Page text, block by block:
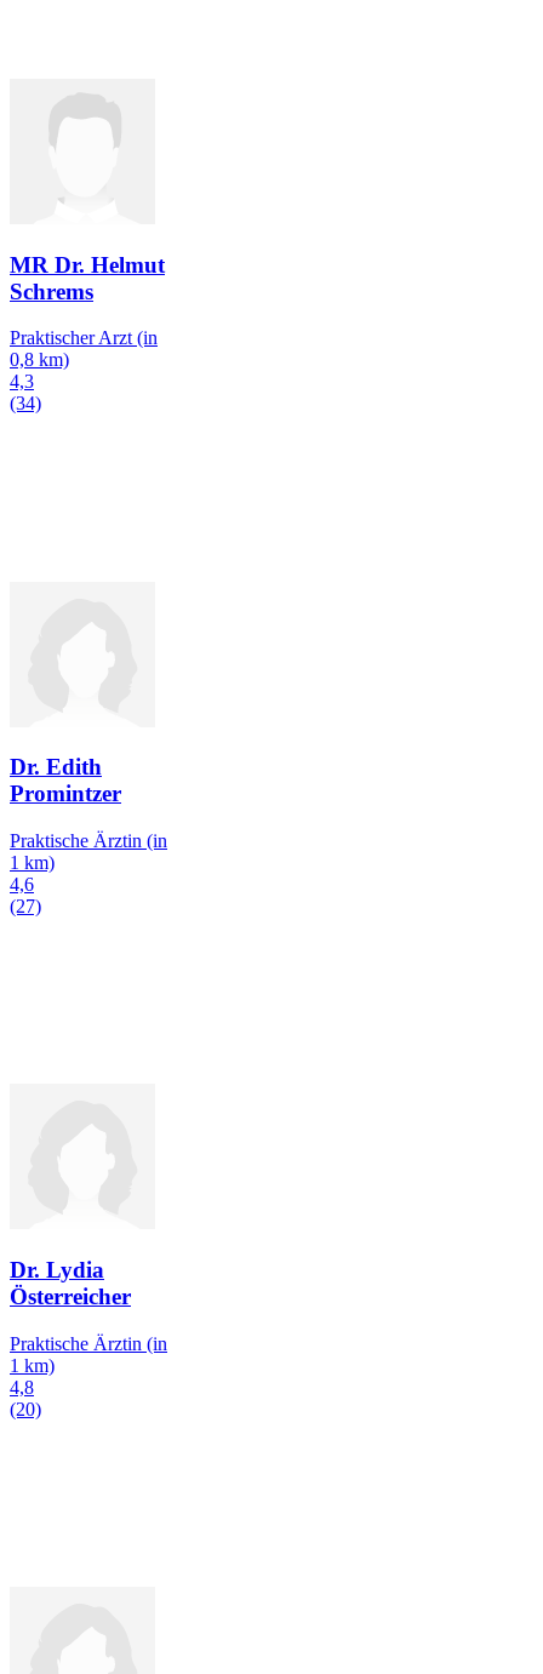
MR Dr. Helmut
Schrems
Praktischer Arzt (in
0,8 km)
4,3
(34)
Dr. Edith
Promintzer
Praktische Ärztin (in
1 km)
4,6
(27)
Dr. Lydia
Österreicher
Praktische Ärztin (in
1 km)
4,8
(20)